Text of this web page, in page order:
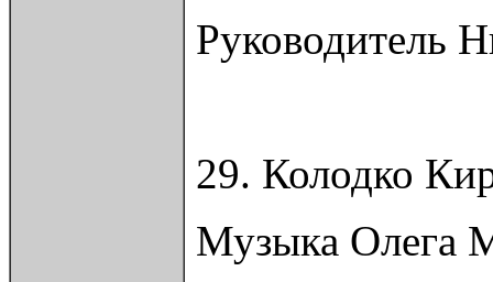
Руководитель
29. Колодко
Музыка Олега